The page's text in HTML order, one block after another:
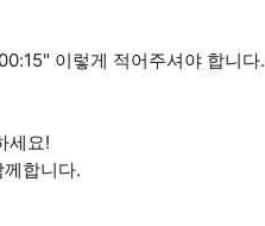
이렇게 적어주셔야 합니다.
세요!
합니다.